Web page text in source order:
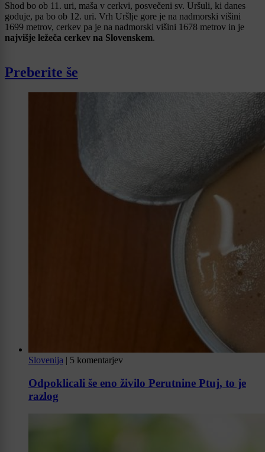
Shod bo ob 11. uri, maša v cerkvi, posvečeni sv. Uršuli, ki danes
goduje, pa bo ob 12. uri. Vrh Uršlje gore je na nadmorski višini
1699 metrov, cerkev pa je na nadmorski višini 1678 metrov in je
najvišje ležeča cerkev na Slovenskem.
Preberite še
Slovenija | 5 komentarjev
Odpoklicali še eno živilo Perutnine Ptuj, to je
razlog